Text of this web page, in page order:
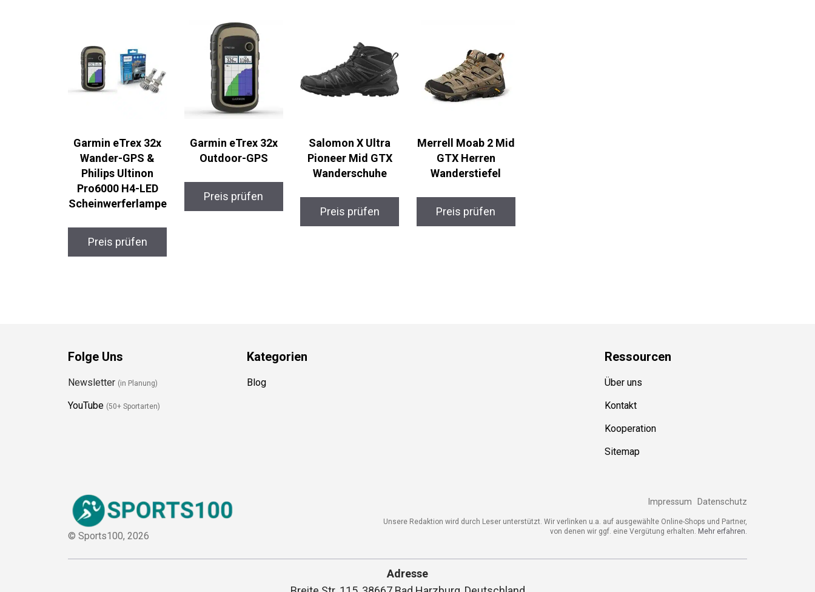
Ähnliche Produkte
Garmin eTrex 32x
Wander-GPS &
Philips Ultinon
e
Salomon X Ultra
Merrell Moab 2 Mid
Folge Uns Ressource
Über uns
Kontakt